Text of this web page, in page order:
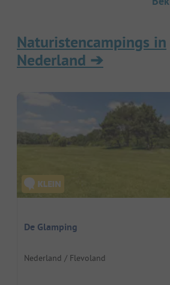
Naturistencampings in
Nederland ➔
De Glamping
Nederland / Flevoland